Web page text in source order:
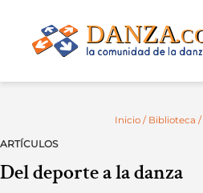
Inicio / Biblioteca /
ARTÍCULOS
Del deporte a la danza